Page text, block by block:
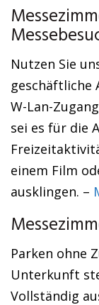
Nutzen Sie
geschäftliche
W-Lan-
sei es für die
einem Film
ausklingen. –
Parken ohne
Unterkunft
Vollständig